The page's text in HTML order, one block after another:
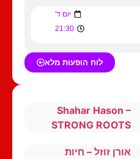
יום ד'
21:30
לוח הופעות מלא
Shahar Hason –
STRONG ROOTS
אורן זוזל – חיות